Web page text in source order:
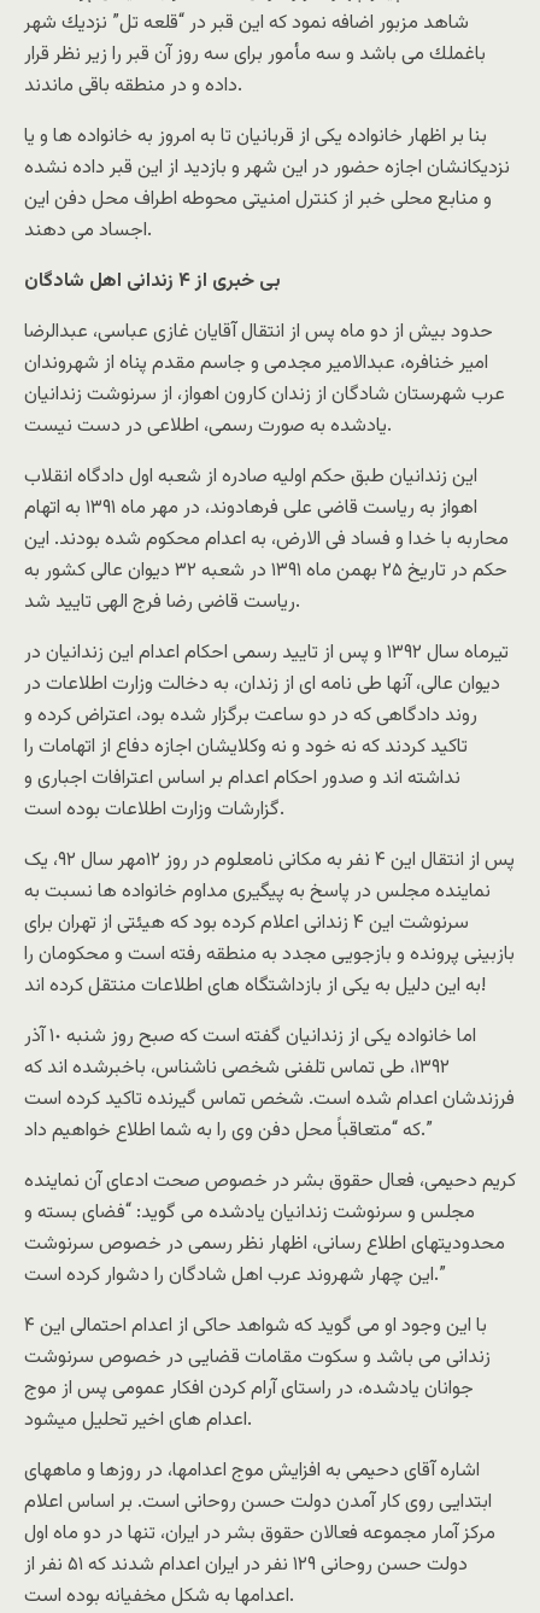
شاهد مزبور اضافه نمود كه اين قبر در “قلعه تل” نزديك شهر
باغملك مى باشد و سه مأمور براى سه روز آن قبر را زير نظر قرار
داده و در منطقه باقى ماندند.
بنا بر اظهار خانواده يکى از قربانيان تا به امروز به خانواده ها و يا
نزديکانشان اجازه حضور در اين شهر و بازديد از اين قبر داده نشده
و منابع محلى خبر از کنترل امنيتى محوطه اطراف محل دفن اين
اجساد مى دهند.
بى خبرى از ۴ زندانى اهل شادگان
حدود بيش از دو ماه پس از انتقال آقايان غازى عباسى، عبدالرضا
امير خنافره، عبدالامير مجدمى و جاسم مقدم پناه از شهروندان
عرب شهرستان شادگان از زندان کارون اهواز، از سرنوشت زندانيان
يادشده به صورت رسمى، اطلاعى در دست نيست.
اين زندانيان طبق حکم اوليه صادره از شعبه اول دادگاه انقلاب
اهواز به رياست قاضى على فرهادوند، در مهر ماه ۱۳۹۱ به اتهام
محاربه با خدا و فساد فى الارض، به اعدام محکوم شده بودند. اين
حکم در تاريخ ٢۵ بهمن ماه ١٣٩١ در شعبه ٣٢ ديوان عالى کشور به
رياست قاضى رضا فرج الهى تاييد شد.
تيرماه سال ١٣۹٢ و پس از تاييد رسمى احکام اعدام اين زندانيان در
ديوان عالى، آنها طى نامه اى از زندان، به دخالت وزارت اطلاعات در
روند دادگاهى که در دو ساعت برگزار شده بود، اعتراض کرده و
تاکيد کردند که نه خود و نه وکلايشان اجازه دفاع از اتهامات را
نداشته اند و صدور احکام اعدام بر اساس اعترافات اجبارى و
گزارشات وزارت اطلاعات بوده است.
پس از انتقال اين ۴ نفر به مکانى نامعلوم در روز ١٢مهر سال ۹٢، يک
نماينده مجلس در پاسخ به پيگيرى مداوم خانواده ها نسبت به
سرنوشت اين ۴ زندانى اعلام کرده بود که هيئتى از تهران براى
بازبينى پرونده و بازجويى مجدد به منطقه رفته است و محكومان را
به اين دليل به يكى از بازداشتگاه هاى اطلاعات منتقل كرده اند!
اما خانواده يکى از زندانيان گفته است که صبح روز شنبه ١٠ آذر
١٣۹٢، طى تماس تلفنى شخصى ناشناس، باخبرشده اند که
فرزندشان اعدام شده است. شخص تماس گيرنده تاکيد کرده است
که “متعاقباً محل دفن وى را به شما اطلاع خواهيم داد.”
کريم دحيمى، فعال حقوق بشر در خصوص صحت ادعاى آن نماينده
مجلس و سرنوشت زندانيان يادشده مى گويد: “فضاى بسته و
محدوديتهاى اطلاع رسانى، اظهار نظر رسمى در خصوص سرنوشت
اين چهار شهروند عرب اهل شادگان را دشوار کرده است.”
با اين وجود او مى گويد که شواهد حاکى از اعدام احتمالى اين ۴
زندانى مى باشد و سکوت مقامات قضايى در خصوص سرنوشت
جوانان يادشده، در راستاى آرام کردن افکار عمومى پس از موج
اعدام هاى اخير تحليل ميشود.
اشاره آقاى دحيمى به افزايش موج اعدامها، در روزها و ماههاى
ابتدايى روى کار آمدن دولت حسن روحانى است. بر اساس اعلام
مرکز آمار مجموعه فعالان حقوق بشر در ايران، تنها در دو ماه اول
دولت حسن روحانى ١٢۹ نفر در ايران اعدام شدند که ۵۱ نفر از
اعدامها به شکل مخفيانه بوده است.